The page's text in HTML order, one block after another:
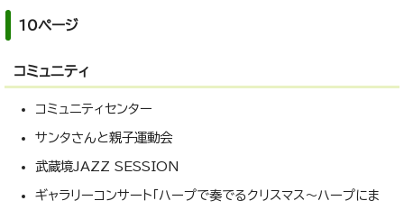
10ページ
コミュニティ
コミュニティセンター
サンタさんと親子運動会
武蔵境JAZZ SESSION
ギャラリーコンサート「ハープで奏でるクリスマス～ハープにま